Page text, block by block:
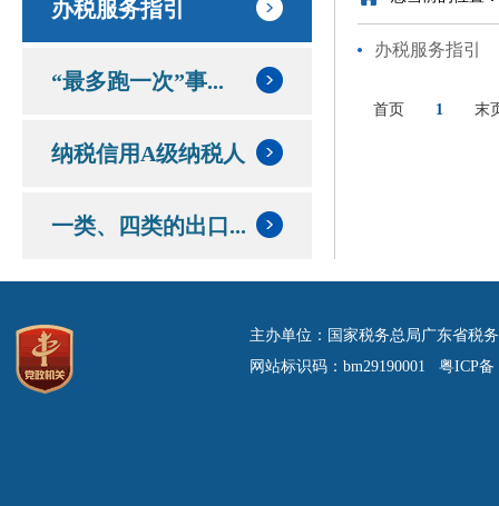
办税服务指引
“最多跑一次”事...
纳税信用A级纳税人
一类、四类的出口...
办税服务指引
首页 1 末
主办单位：国家税务总局广东省税
网站标识码：bm29190001 粤ICP